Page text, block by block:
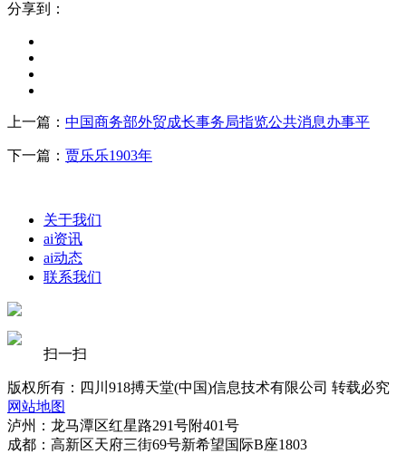
分享到：
上一篇： 中国商务部外贸成长事务局指览公共消息办事平
下一篇： 贾乐乐1903年
关于我们
ai资讯
ai动态
联系我们
扫一扫
版权所有：四川918搏天堂(中国)信息技术有限公司 转载必究
网站地图
泸州：龙马潭区红星路291号附401号
成都：高新区天府三街69号新希望国际B座1803